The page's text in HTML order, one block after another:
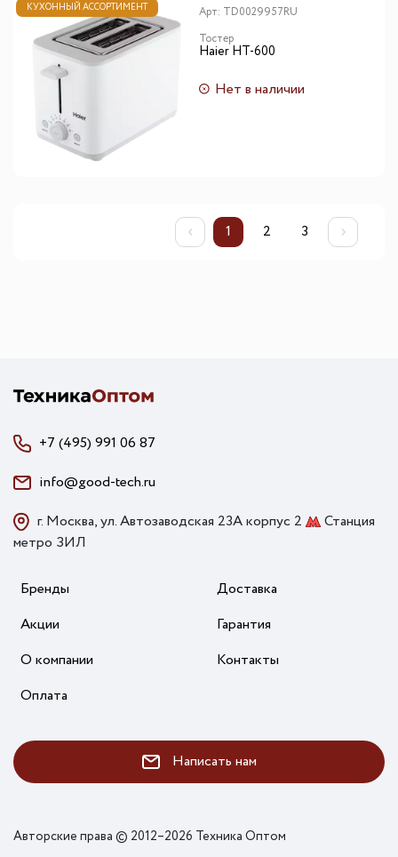
КУХОННЫЙ АССОРТИМЕНТ Арт: TD0029957RU
Тостер
Haier HT-600
Нет в наличии
1 2 3
+7 (495) 991 06 87
info@good-tech.ru
г. Москва, ул. Автозаводская 23А корпус 2
Станция
метро ЗИЛ
Бренды
Акции
О компании
Оплата
Доставка
Гарантия
Контакты
Написать нам
Авторские права © 2012–2026 Техника Оптом